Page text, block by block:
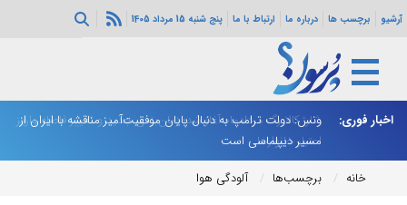
آرشیو برچسب ها درباره ما ارتباط با ما پنج شنبه 15 مرداد 1405
اخبار فوری:
شارژ کالابرگ مردادماه آغاز شد؛ زمان‌بندی جدید و تغییر فاصله واریز
اعتبار خانوارها
ونس: دولت ترامپ به دنبال پایان موفقیت‌آمیز مناقشه با ایران از
مسیر دیپلماسی است
خانه برچسب‌ها آلودگی هوا